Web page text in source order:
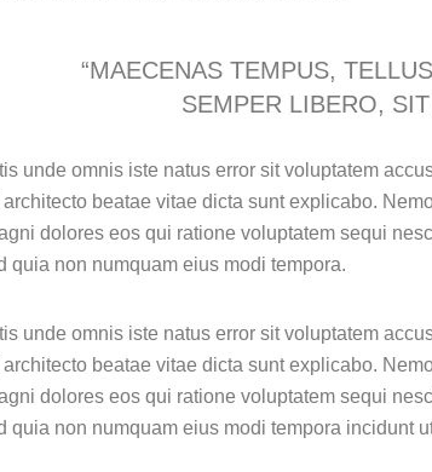
“MAECENAS TEMPUS,
SEMPER LIBERO,
unde omnis iste natus error sit voluptatem
beatae vitae dicta sunt explicabo.
dolores eos qui ratione voluptatem sequi
quia non numquam eius modi tempora.
unde omnis iste natus error sit voluptatem
beatae vitae dicta sunt explicabo.
dolores eos qui ratione voluptatem sequi
quia non numquam eius modi tempora incidunt